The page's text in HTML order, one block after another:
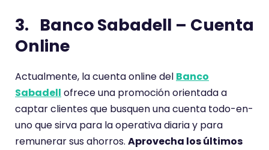
a
o
t
3. Banco Sabadell – Cuenta
Online
Actualmente, la cuenta online del Banco
Sabadell ofrece una promoción orientada a
captar clientes que busquen una cuenta todo-en-
uno que sirva para la operativa diaria y para
remunerar sus ahorros. Aprovecha los últimos